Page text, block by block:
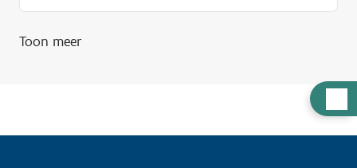
u
l
Toon meer